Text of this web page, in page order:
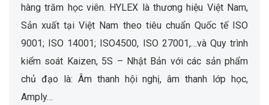
hàng trăm học viên. HYLEX là thương hiệu Việt Nam,
Sản xuất tại Việt Nam theo tiêu chuẩn Quốc tế ISO
9001; ISO 14001; ISO4500, ISO 27001,…và Quy trình
kiểm soát Kaizen, 5S – Nhật Bản với các sản phẩm
chủ đạo là: Âm thanh hội nghị, âm thanh lớp học,
Amply…